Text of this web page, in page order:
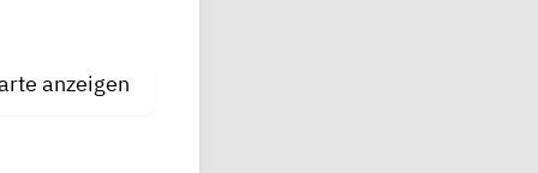
anzeigen